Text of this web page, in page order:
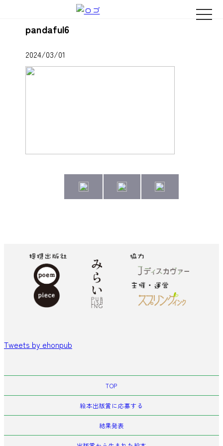
pandaful6
2024/03/01
Tweets by ehonpub
TOP
絵本出版賞に応募する
結果発表